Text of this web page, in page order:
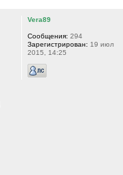
Vera89
Сообщения: 294
Зарегистрирован: 19 июл
2015, 14:25